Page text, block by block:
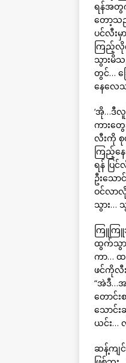
ရန်အတွ
တော့သ
ပင်လီးမှ
ကြည့်လို
သွားမိ
တွင်… ခ
နေလေ
‘အို…ဒီ
ကားတွ
လီးကို စု
ကြည့်န
ရန် ပြ
ဦးသေ
ဝင်လာ
သွား…
ကြူကြူ
ထွက်သွာ
ကာ… ထ
ဖင်ကိုလီ
“အဲဒီ…
တောင်း
သောင်
ယင်း…
ဆန့်ကျ